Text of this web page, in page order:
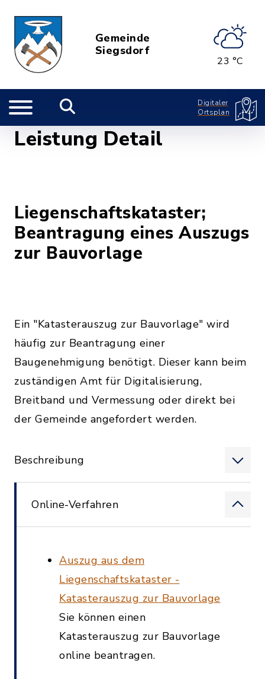
Gemeinde
Siegsdorf
23 °C
Digitaler
Ortsplan
Leistung Detail
Liegenschaftskataster;
Beantragung eines Auszugs
zur Bauvorlage
Ein "Katasterauszug zur Bauvorlage" wird
häufig zur Beantragung einer
Baugenehmigung benötigt. Dieser kann beim
zuständigen Amt für Digitalisierung,
Breitband und Vermessung oder direkt bei
der Gemeinde angefordert werden.
Beschreibung
Online-Verfahren
Auszug aus dem
Liegenschaftskataster -
Katasterauszug zur Bauvorlage
Sie können einen
Katasterauszug zur Bauvorlage
online beantragen.